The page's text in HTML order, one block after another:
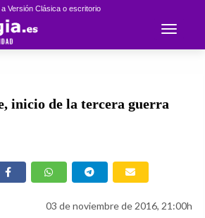
a Versión Clásica o escritorio
Toggle
inicio de la tercera guerra
03 de noviembre de 2016, 21:00h